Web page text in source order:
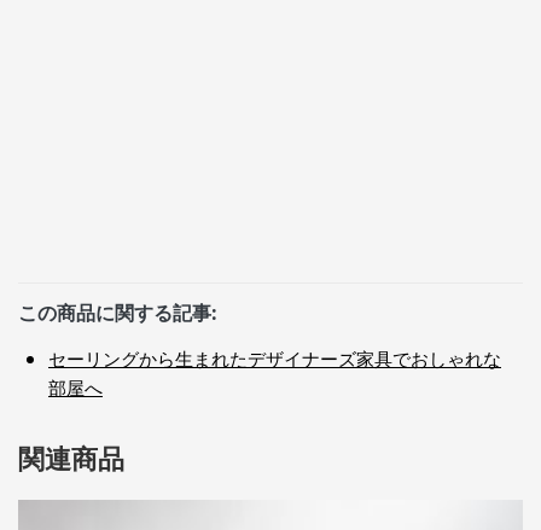
この商品に関する記事:
セーリングから生まれたデザイナーズ家具でおしゃれな
部屋へ
関連商品